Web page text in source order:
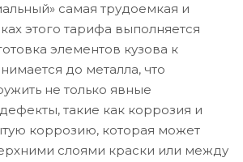
самая трудоемкая и
этого тарифа выполняется
элементов кузова к
до металла, что
не только явные
такие как коррозия и
коррозию, которая может
слоями краски или между